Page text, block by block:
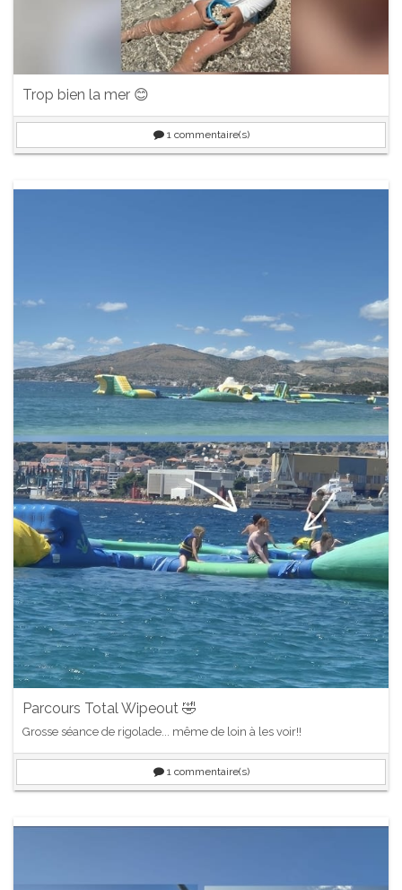
Trop bien la mer 😊
1commentaire(s)
Parcours Total Wipeout 🤣
Grosse séance de rigolade... même de loin à les voir!!
1commentaire(s)